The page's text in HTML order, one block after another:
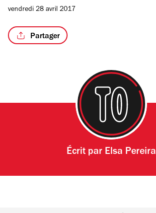
vendredi 28 avril 2017
Partager
Écrit par Elsa Pereira